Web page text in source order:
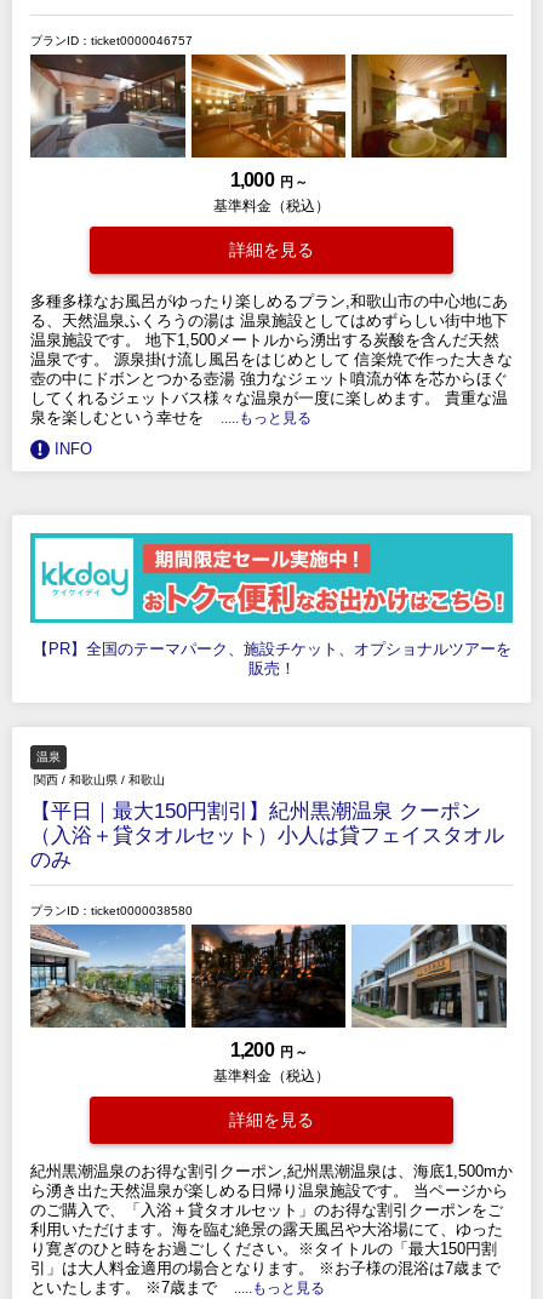
プランID：ticket0000046757
1,000 円 ～
基準料金（税込）
詳細を見る
多種多様なお風呂がゆったり楽しめるプラン,和歌山市の中心地にあ
る、天然温泉ふくろうの湯は 温泉施設としてはめずらしい街中地下
温泉施設です。 地下1,500メートルから湧出する炭酸を含んだ天然
温泉です。 源泉掛け流し風呂をはじめとして 信楽焼で作った大きな
壺の中にドボンとつかる壺湯 強力なジェット噴流が体を芯からほぐ
してくれるジェットバス様々な温泉が一度に楽しめます。 貴重な温
泉を楽しむという幸せを
.....もっと見る
INFO
【PR】全国のテーマパーク、施設チケット、オプショナルツアーを
販売！
温泉
関西 / 和歌山県 / 和歌山
【平日｜最大150円割引】紀州黒潮温泉 クーポン
（入浴＋貸タオルセット）小人は貸フェイスタオル
のみ
プランID：ticket0000038580
1,200 円 ～
基準料金（税込）
詳細を見る
紀州黒潮温泉のお得な割引クーポン,紀州黒潮温泉は、海底1,500mか
ら湧き出た天然温泉が楽しめる日帰り温泉施設です。 当ページから
のご購入で、「入浴＋貸タオルセット」のお得な割引クーポンをご
利用いただけます。海を臨む絶景の露天風呂や大浴場にて、ゆった
り寛ぎのひと時をお過ごしください。※タイトルの「最大150円割
引」は大人料金適用の場合となります。 ※お子様の混浴は7歳まで
といたします。 ※7歳まで
.....もっと見る